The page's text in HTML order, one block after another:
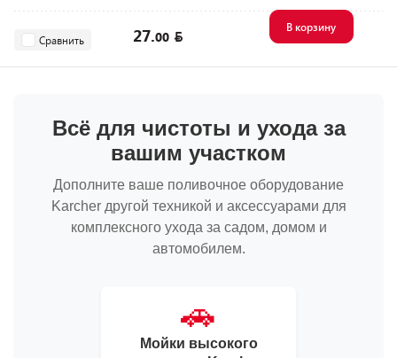
Сравнить 27.00
В корзину
Всё для чистоты и ухода за
вашим участком
Дополните ваше поливочное оборудование
Karcher другой техникой и аксессуарами для
комплексного ухода за садом, домом и
автомобилем.
🚗
Мойки высокого